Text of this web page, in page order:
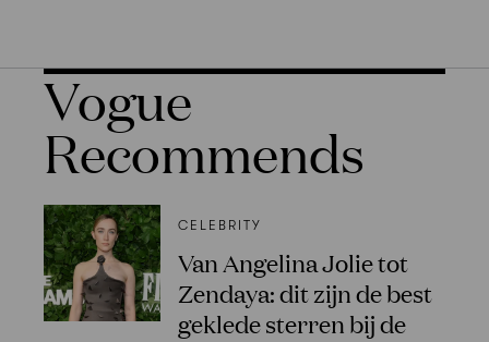
Vogue
Recommends
CELEBRITY
Van Angelina Jolie tot
Zendaya: dit zijn de best
geklede sterren bij de